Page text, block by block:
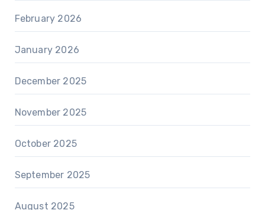
February 2026
January 2026
December 2025
November 2025
October 2025
September 2025
August 2025